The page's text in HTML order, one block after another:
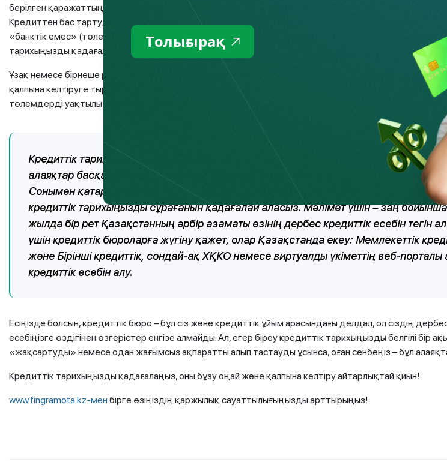
берілген қаражаттың қайтарылатынына көз жеткізгісі келеді және сенімді адамдарды кредиттеуді
Кредиттен бас тартудың ең көп таралған себебі, әдетте, кредиттер бойынша ағымдағы
«банктік емес» (төленбеген айыппұлдар, алимент бойынша берешек және басқалар). Сондықтан өз
тарихыңызды қадағалап отыру маңызды.
Ұзақ немесе бірнеше рет мерзімінің өтуі болған жағдайда, аз сомадағы жаңа қарыздың көмегімен
қалпына келтіруге тырысыңыз. Мысалы, дүкенінде тұрмыстық техниканы бөліп төлеп сатып алуды
төлемдерді уақтылы төлеңіз.
Кредиттік тарихыңызды үнемі тексеріп отыру керек, тіпті егер сізде кредит
алаяқтар басқа біреудің құжаттары бойынша қарыз ресімдей алатын жағдайлар
Сонымен қатар, дербес кредит есебінде қандай қаржы ұйымдары сіздің
кредиттік тарихыңызды сұрағанын қадағалай аласыз. Мәлімет үшін – заң бойынша
жылда бір рет Қазақстанның әрбір азаматы өзінің дербес кредиттік есебін тегін
үшін кредиттік бюроларға жүгіну қажет, олар Қазақстанда екеу: Мемлекеттік
және Бірінші кредиттік, сондай-ақ ХҚКО немесе виртуалды үкіметтің веб-
кредиттік есебін алу.
Есіңізде болсын, кредиттік бюро – бұл сіз және кредиттік ұйым арасындағы делдал, ол сіздің
есебіңізге өздігінен өзгерістер енгізе алмайды. Ал, егер біреу кредиттік тарихыңызды белгілі бір
«жақсартуды» немесе одан жағымсыз ақпаратты алып тастауды ұсынса, оған сенбеңіз – бұл
Кредиттік тарихыңызды қадағалаңыз, оны бұзу оңай және қалпына келтіру айтарлықтай қиын!
www.fingramota.kz-мен бірге өзіңіздің қаржылық сауаттылығыңызды арттырыңыз!
Толығырақ